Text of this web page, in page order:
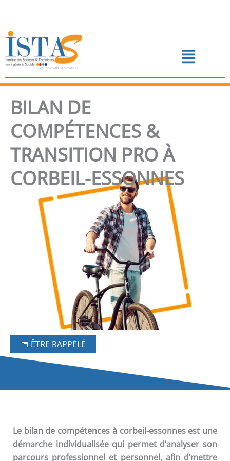
contenu
Menu
📅 PRENDRE RENDEZ-VOUS
BILAN DE
COMPÉTENCES &
TRANSITION PRO À
CORBEIL-ESSONNES
📅 ÊTRE RAPPELÉ
Le bilan de compétences à corbeil-essonnes est une
démarche individualisée qui permet d’analyser son
parcours professionnel et personnel, afin d’mettre